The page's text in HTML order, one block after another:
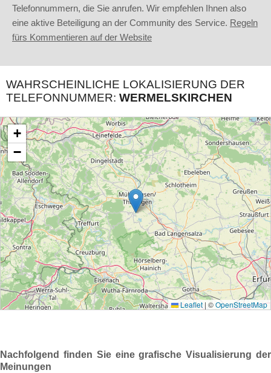
Telefonnummern, die Sie anrufen. Wir empfehlen Ihnen also
eine aktive Beteiligung an der Community des Service. Regeln
fürs Kommentieren auf der Website
WAHRSCHEINLICHE LOKALISIERUNG DER
TELEFONNUMMER: WERMELSKIRCHEN
Nachfolgend finden Sie eine grafische Visualisierung der
Meinungen